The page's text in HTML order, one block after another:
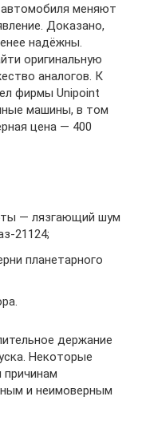
меняют
Доказано,
надёжны.
оригинальную
аналогов. К
фирмы Unipoint
машины, в том
цена — 400
— лязгающий шум
21124;
планетарного
держание
Некоторые
причинам
и неимоверным